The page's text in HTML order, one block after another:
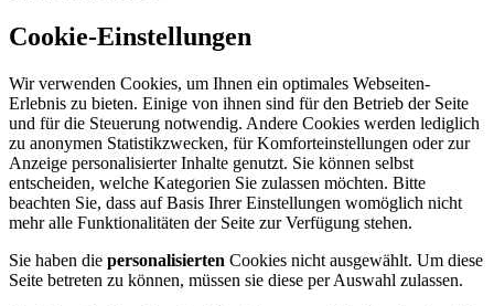
Cookie-Einstellungen
Wir verwenden Cookies, um Ihnen ein optimales Webseiten-
Erlebnis zu bieten. Einige von ihnen sind für den Betrieb der Seite
und für die Steuerung notwendig. Andere Cookies werden lediglich
zu anonymen Statistikzwecken, für Komforteinstellungen oder zur
Anzeige personalisierter Inhalte genutzt. Sie können selbst
entscheiden, welche Kategorien Sie zulassen möchten. Bitte
beachten Sie, dass auf Basis Ihrer Einstellungen womöglich nicht
mehr alle Funktionalitäten der Seite zur Verfügung stehen.
Sie haben die personalisierten Cookies nicht ausgewählt. Um diese
Seite betreten zu können, müssen sie diese per Auswahl zulassen.